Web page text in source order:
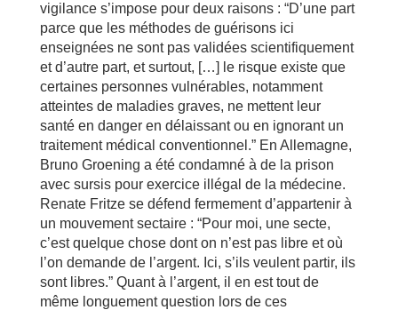
vigilance s’impose pour deux raisons : “D’une part
parce que les méthodes de guérisons ici
enseignées ne sont pas validées scientifiquement
et d’autre part, et surtout, […] le risque existe que
certaines personnes vulnérables, notamment
atteintes de maladies graves, ne mettent leur
santé en danger en délaissant ou en ignorant un
traitement médical conventionnel.” En Allemagne,
Bruno Groening a été condamné à de la prison
avec sursis pour exercice illégal de la médecine.
Renate Fritze se défend fermement d’appartenir à
un mouvement sectaire : “Pour moi, une secte,
c’est quelque chose dont on n’est pas libre et où
l’on demande de l’argent. Ici, s’ils veulent partir, ils
sont libres.” Quant à l’argent, il en est tout de
même longuement question lors de ces